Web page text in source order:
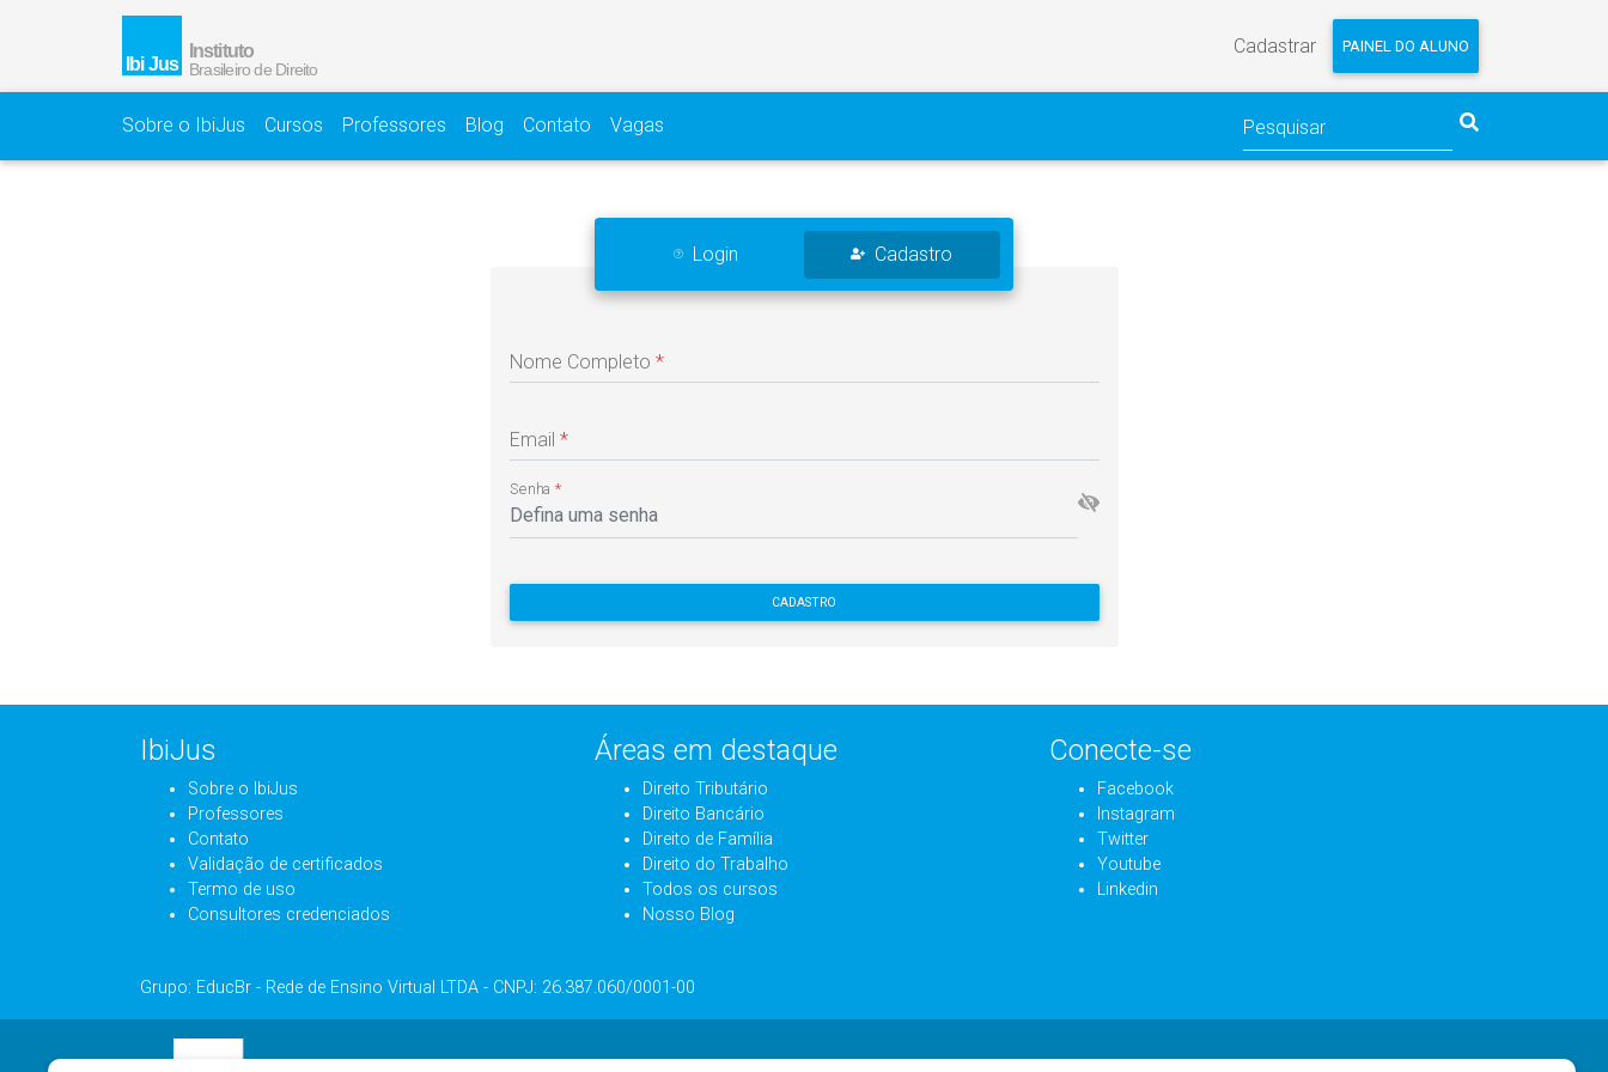
Cadastrar PAINEL DO ALUNO
Sobre o IbiJus Cursos Professores Blog Contato Vagas
Login Cadastro
Nome Completo *
Email *
Senha *
CADASTRO
IbiJus
Sobre o IbiJus
Professores
Contato
Validação de certificados
Termo de uso
Consultores credenciados
Áreas em destaque
Direito Tributário
Direito Bancário
Direito de Família
Direito do Trabalho
Todos os cursos
Nosso Blog
Conecte-se
Facebook
Instagram
Twitter
Youtube
Linkedin
Grupo: EducBr - Rede de Ensino Virtual LTDA - CNPJ: 26.387.060/0001-00